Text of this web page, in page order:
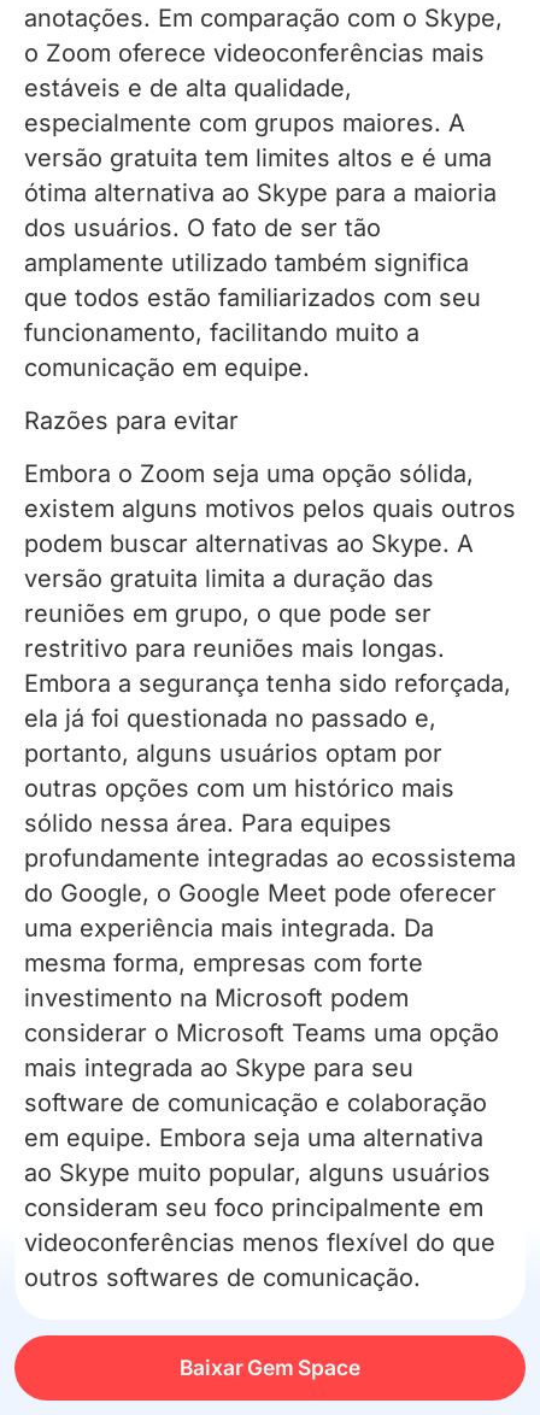
Baixar Gem Space
anotações. Em comparação com o Skype,
o Zoom oferece videoconferências mais
estáveis ​​e de alta qualidade,
especialmente com grupos maiores. A
versão gratuita tem limites altos e é uma
ótima alternativa ao Skype para a maioria
dos usuários. O fato de ser tão
amplamente utilizado também significa
que todos estão familiarizados com seu
funcionamento, facilitando muito a
comunicação em equipe.
Razões para evitar
Embora o Zoom seja uma opção sólida,
existem alguns motivos pelos quais outros
podem buscar alternativas ao Skype. A
versão gratuita limita a duração das
reuniões em grupo, o que pode ser
restritivo para reuniões mais longas.
Embora a segurança tenha sido reforçada,
ela já foi questionada no passado e,
portanto, alguns usuários optam por
outras opções com um histórico mais
sólido nessa área. Para equipes
profundamente integradas ao ecossistema
do Google, o Google Meet pode oferecer
uma experiência mais integrada. Da
mesma forma, empresas com forte
investimento na Microsoft podem
considerar o Microsoft Teams uma opção
mais integrada ao Skype para seu
software de comunicação e colaboração
em equipe. Embora seja uma alternativa
ao Skype muito popular, alguns usuários
consideram seu foco principalmente em
videoconferências menos flexível do que
outros softwares de comunicação.
Melhor nova alternativa gratuita ao
Skype